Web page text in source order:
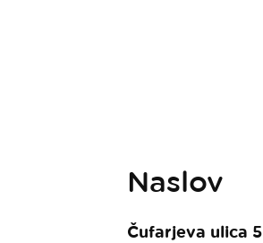
Naslov
Čufarjeva ulica 5